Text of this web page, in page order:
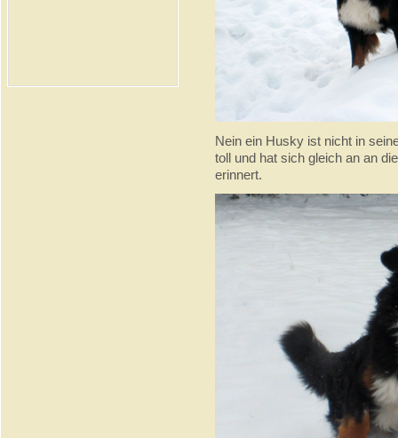
Nein ein Husky ist nicht in
toll und hat sich gleich an an
erinnert.